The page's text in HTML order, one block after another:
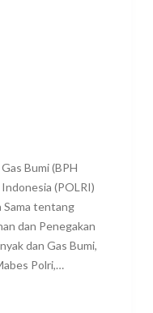
Bumi (BPH
(POLRI)
Sama tentang
dan Penegakan
dan Gas Bumi,
Polri,…